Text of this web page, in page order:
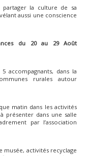
partager la culture de sa
aussi une conscience
du 20 au 29 Août
accompagnants, dans la
rurales autour
matin dans les activités
présenter dans une salle
par l’association
musée, activités recyclage